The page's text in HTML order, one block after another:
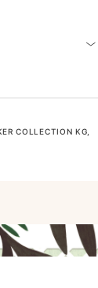
COLLECTION KG,